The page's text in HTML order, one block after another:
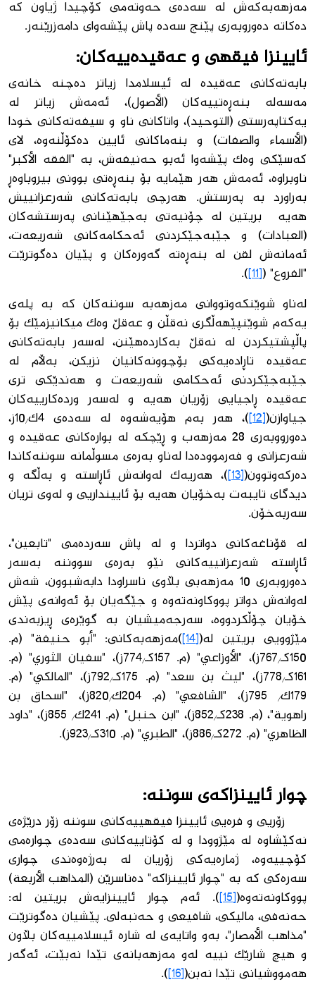
مەزهەبەكەش لە سەدەی حەوتەمی كۆچیدا ژیاون كە
دەكاتە دەوروبەری پێنج سەدە پاش پێشەوای دامەزرێنەر.
ئایینزا فیقهی و عەقیدەییەكان:
بابەتەكانی عەقیدە لە ئیسلامدا زیاتر دەچنە خانەی
مەسەلە بنەڕەتییەكان (الأصول)، ئەمەش زیاتر لە
یەكتاپەرستی (التوحید)، واتاكانی ناو و سیفەتەكانی خودا
(الأسماء والصفات) و بنەماكانی ئایین دەكۆڵنەوە، لای
كەسێكی وەك پێشەوا ئەبو حەنیفەش، بە "الفقه الأكبر"
ناوبراوە، ئەمەش هەر هێمایە بۆ بنەڕەتی بوونی بیروباوەڕ
بەراورد بە پەرستش. هەرچی بابەتەكانی شەرعزانییش
هەیە بریتین لە چۆنیەتی بەجێهێنانی پەرستشەكان
(العبادات) و جێبەجێكردنی ئەحكامەكانی شەریعەت،
ئەمانەش لقن لە بنەڕەتە گەورەكان و پێیان دەگوترێت
"الفروع" ([11]
).
لەناو شوێنكەوتووانی مەزهەبە سوننەكان كە بە پلەی
یەكەم شوێنپێهەڵگری نەقڵن و عەقڵ وەك میكانیزمێك بۆ
پاڵپشتیكردن لە نەقڵ بەكاردەهێنن، لەسەر بابەتەكانی
عەقیدە تاڕادەیەكی بۆچوونەكانیان نزیكن، بەڵام لە
جێبەجێكردنی ئەحكامی شەریعەت و هەندێكی تری
عەقیدە ڕاجیایی زۆریان هەیە و لەسەر وردەكارییەكان
جیاوازن([12]
)، هەر بەم هۆیەشەوە لە سەدەی 4ك/10ز،
دەورووبەری 28 مەزهەب و ڕێچكە لە بوارەكانی عەقیدە و
شەرعزانی و فەرموودەدا لەناو بەرەی مسوڵمانە سوننەكاندا
دەركەوتوون([13]
)، هەریەك لەوانەش ئاڕاستە و بەڵگە و
دیدگای تایبەت بەخۆیان هەیە بۆ ئایینداریی و لەوی تریان
سەربەخۆن.
لە قۆناغەكانی دواتردا و لە پاش سەردەمی "تابعین"،
ئاڕاستە شەرعزانییەكانی نێو بەرەی سووننە بەسەر
دەوروبەری 10 مەزهەبی بڵاوی ناسراودا دابەشبوون، شەش
لەوانەش دواتر پووكاونەتەوە و جێگەیان بۆ ئەوانەی پێش
خۆیان چۆڵكردووە، سەرجەمیشیان بە گوێرەی ڕیزبەندی
مێژوویی بریتین لە([14]
)مەزهەبەكانی: "أبو حنیفة" (م.
150كـ/767ز)، "الأوزاعي" (م. 157كـ/774ز)، "سفيان الثوري"
(م.
161كـ/778ز)، "ليث بن سعد" (م. 175كـ/792ز)، "المالكي" (م.
179ك/ 795ز)، "الشافعي" (م. 204ك/820ز)، "اسحاق بن
راهوية"، (م. 238كـ/852ز)، "ابن حنبل" (م. 241ك/ 855ز)، "داود
الظاهري" (م. 272كـ/886ز)، "الطبري" (م. 310كـ/923ز).
چوار ئایینزاكەی سوننە:
زۆریی و فرەیی ئایینزا فیقهییەكانی سوننە زۆر درێژەی
نەكێشاوە لە مێژوودا و لە كۆتاییەكانی سەدەی چوارەمی
كۆچییەوە، ژمارەیەكی زۆریان لە بەرژەوەندی چواری
سەرەكی كە بە "چوار ئایینزاكە" دەناسرێن (المذاهب الأربعة)
پووكاونەتەوە([15]
). ئەم چوار ئایینزایەش بریتین لە:
حەنەفی، مالیكی، شافیعی و حەنبەلی. پێشیان دەگوترێت
"مذاهب الأمصار"، بەو واتایەی لە شارە ئیسلامییەكان بڵاون
و هیچ شارێك نییە لەو مەزهەبانەی تێدا نەبێت، ئەگەر
هەمووشیانی تێدا نەبن([16]
).